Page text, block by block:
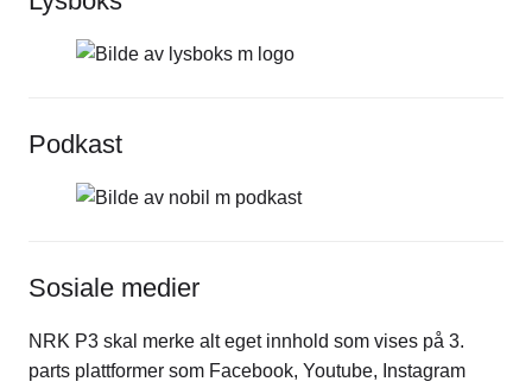
Podkast
Sosiale medier
NRK P3 skal merke alt eget innhold som vises på 3.
parts plattformer som Facebook, Youtube, Instagram